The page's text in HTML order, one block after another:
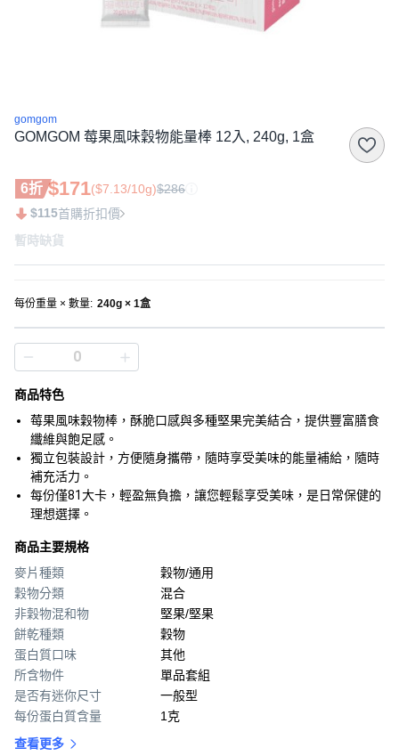
gomgom
GOMGOM 莓果風味穀物能量棒 12入, 240g, 1盒
6折 $171($7.13/10g)$286
$115首購折扣價
暫時缺貨
每份重量 × 數量: 240g × 1盒
商品特色
莓果風味穀物棒，酥脆口感與多種堅果完美結合，提供豐富膳食
纖維與飽足感。
獨立包裝設計，方便隨身攜帶，隨時享受美味的能量補給，隨時
補充活力。
每份僅81大卡，輕盈無負擔，讓您輕鬆享受美味，是日常保健的
理想選擇。
商品主要規格
麥片種類
穀物/通用
穀物分類
混合
非穀物混和物
堅果/堅果
餅乾種類
穀物
蛋白質口味
其他
所含物件
單品套組
是否有迷你尺寸
一般型
每份蛋白質含量
1克
查看更多